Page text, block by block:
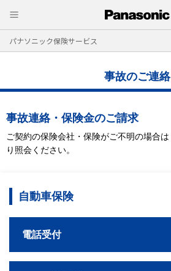
パナソニック保険サービス
事故のご連絡
事故連絡・保険金のご請求
ご契約の保険会社・保険がご不明の場合は
り照会ください。
自動車保険
電話受付